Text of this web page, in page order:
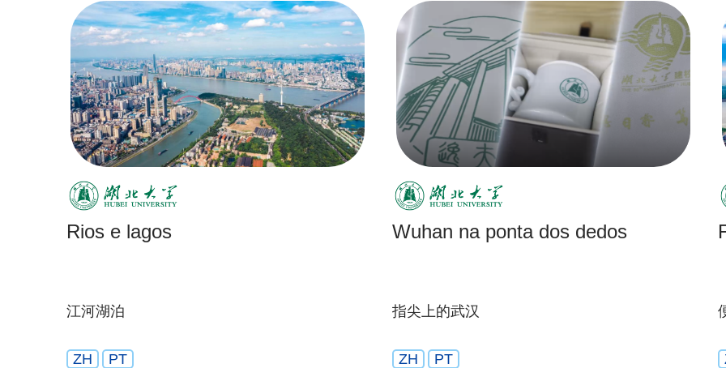
Rios e lagos
江河湖泊
ZH PT
Wuhan na ponta dos dedos
指尖上的武汉
ZH PT